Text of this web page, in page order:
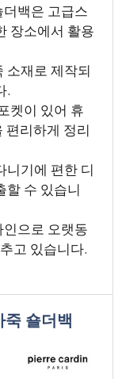
백은 고급스
장소에서 활용
소재로 제작되
.
켓이 있어 휴
편리하게 정리
니기에 편한 디
할 수 있습니
으로 오랫동
고 있습니다.
숄더백